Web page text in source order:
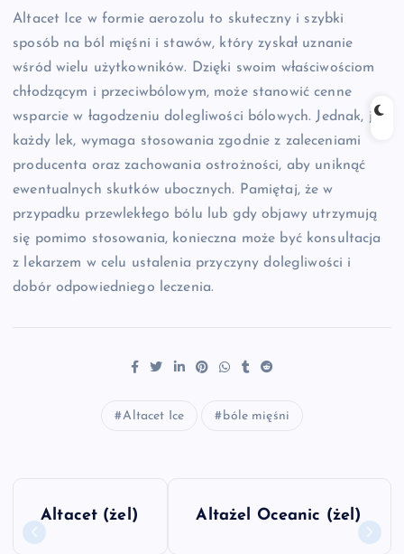
Altacet Ice w formie aerozolu to skuteczny i szybki
sposób na ból mięśni i stawów, który zyskał uznanie
wśród wielu użytkowników. Dzięki swoim właściwościom
chłodzącym i przeciwbólowym, może stanowić cenne
wsparcie w łagodzeniu dolegliwości bólowych. Jednak, jak
każdy lek, wymaga stosowania zgodnie z zaleceniami
producenta oraz zachowania ostrożności, aby uniknąć
ewentualnych skutków ubocznych. Pamiętaj, że w
przypadku przewlekłego bólu lub gdy objawy utrzymują
się pomimo stosowania, konieczna może być konsultacja
z lekarzem w celu ustalenia przyczyny dolegliwości i
dobór odpowiedniego leczenia.
Altacet Ice bóle mięśni
a
Altacet (żel) Altażel Oceanic (żel)